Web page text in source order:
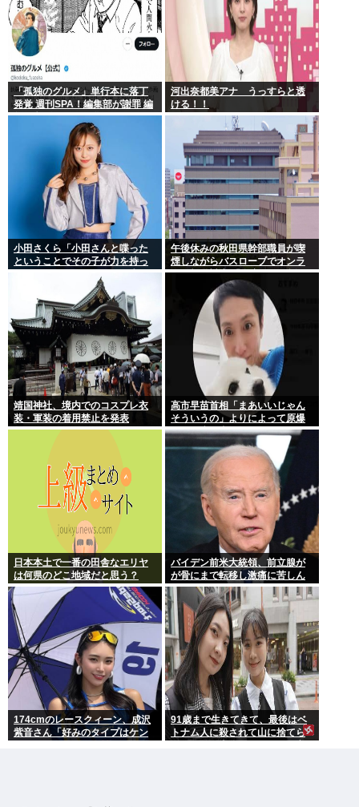
「孤独のグルメ」単行本に落丁
発覚 週刊SPA！編集部が謝罪 編
集・印刷工程で不備
河出奈都美アナ うっすらと透
ける！！
小田さくら「小田さんと喋った
ということでその子が力を持っ
てしまわないように、研修生と
午後休みの秋田県幹部職員が喫
煙しながらバスローブでオンラ
イン報道対応 「自宅」との説明
に疑義 背景がラブホテルの客室
ような壁紙
靖国神社、境内でのコスプレ衣
装・軍装の着用禁止を発表
高市早苗首相「まあいいじゃん
そういうの」よりによって原爆
の日に歯医者に行ってたことが
発覚し批判が殺到大炎上
日本本土で一番の田舎なエリヤ
は何県のどこ地域だと思う？
バイデン前米大統領、前立腺が
が骨にまで転移し激痛に苦しん
でるもよう
174cmのレースクィーン、成沢
紫音さん「好みのタイプはケン
91歳まで生きてきて、最後はベ
トナム人に殺されて山に捨てら